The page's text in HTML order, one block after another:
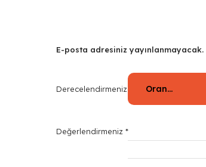
E-posta adresiniz yayınlanmayacak.
Derecelendirmeniz
Değerlendirmeniz*